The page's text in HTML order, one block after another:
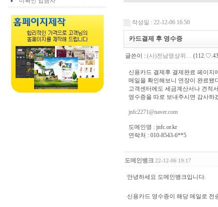
작성일 : 22-12-06 16:50
카드결제 후 영수증
글쓴이 : (사)전남영상위…
신용카드 결제후 결제완료 페이지
메일을 확인해보니 연장이 완료됐
고객센터에도 세금계산서나 견적
영수증을 따로 보내주시면 감사하
jnfc2271@naver.com
도메인명 : jnfc.or.kr
연락처 : 010-8543-6**5
도메인뱅크 22-12-06 19:17
안녕하세요 도메인뱅크입니다.
신용카드 영수증이 해당 메일로 전